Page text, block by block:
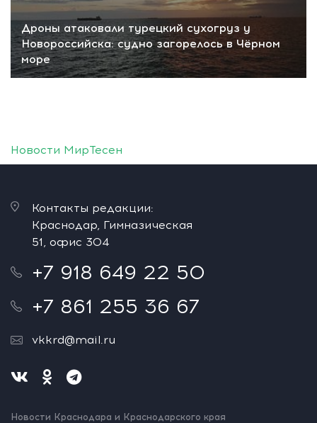
Дроны атаковали турецкий сухогруз у
Новороссийска: судно загорелось в Чёрном
море
Новости МирТесен
Контакты редакции:
Краснодар, Гимназическая
51, офис 304
+7 918 649 22 50
+7 861 255 36 67
vkkrd@mail.ru
Новости Краснодара и Краснодарского края